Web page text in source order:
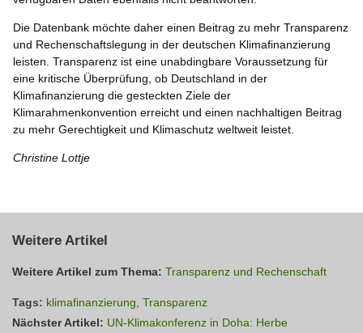
Die Datenbank möchte daher einen Beitrag zu mehr Transparenz
und Rechenschaftslegung in der deutschen Klimafinanzierung
leisten. Transparenz ist eine unabdingbare Voraussetzung für
eine kritische Überprüfung, ob Deutschland in der
Klimafinanzierung die gesteckten Ziele der
Klimarahmenkonvention erreicht und einen nachhaltigen Beitrag
zu mehr Gerechtigkeit und Klimaschutz weltweit leistet.
Christine Lottje
Weitere Artikel
Weitere Artikel zum Thema: Transparenz und Rechenschaft
Tags: klimafinanzierung, Transparenz
Nächster Artikel: UN-Klimakonferenz in Doha: Herbe